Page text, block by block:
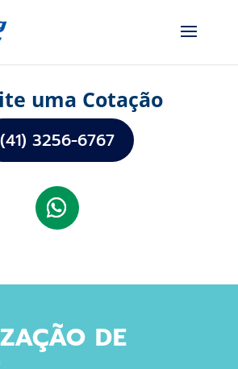
uma Cotação
(41) 3256-6767
DE